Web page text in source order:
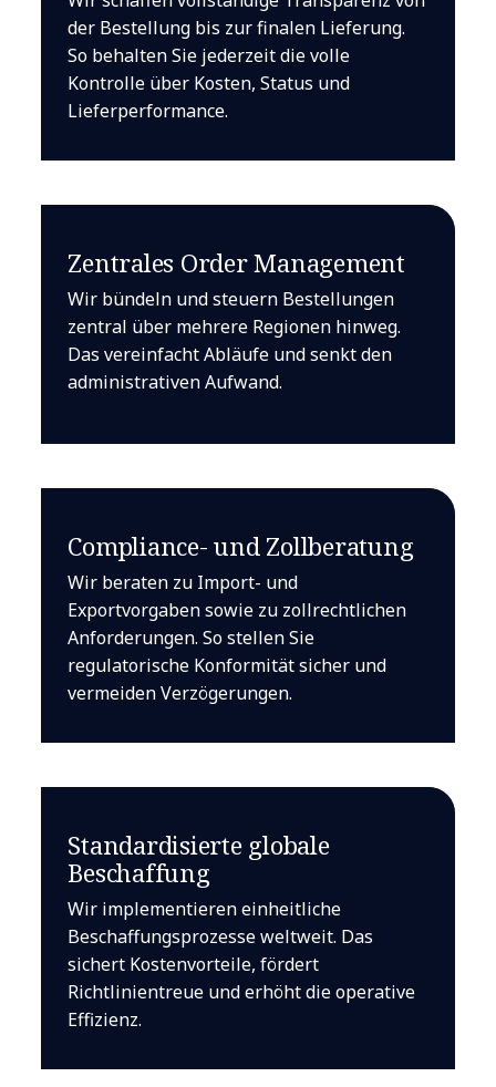
der Bestellung bis zur finalen Lieferung.
So behalten Sie jederzeit die volle
Kontrolle über Kosten, Status und
Lieferperformance.
Zentrales Order Management
Wir bündeln und steuern Bestellungen
zentral über mehrere Regionen hinweg.
Das vereinfacht Abläufe und senkt den
administrativen Aufwand.
Compliance- und Zollberatung
Wir beraten zu Import- und
Exportvorgaben sowie zu zollrechtlichen
Anforderungen. So stellen Sie
regulatorische Konformität sicher und
vermeiden Verzögerungen.
Standardisierte globale
Beschaffung
Wir implementieren einheitliche
Beschaffungsprozesse weltweit. Das
sichert Kostenvorteile, fördert
Richtlinientreue und erhöht die operative
Effizienz.